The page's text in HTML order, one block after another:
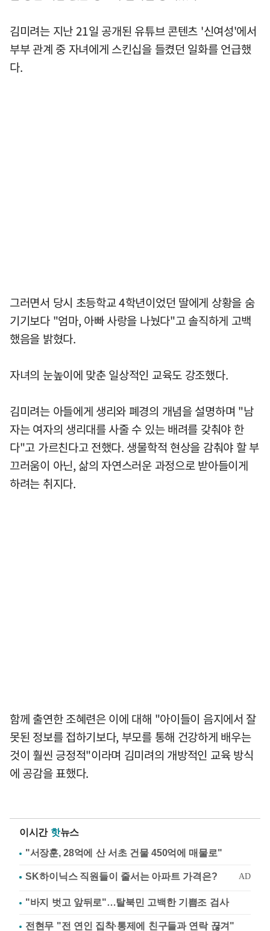
김미려는 지난 21일 공개된 유튜브 콘텐츠 '신여성'에서
부부 관계 중 자녀에게 스킨십을 들켰던 일화를 언급했
다.
그러면서 당시 초등학교 4학년이었던 딸에게 상황을 숨
기기보다 "엄마, 아빠 사랑을 나눴다"고 솔직하게 고백
했음을 밝혔다.
자녀의 눈높이에 맞춘 일상적인 교육도 강조했다.
김미려는 아들에게 생리와 폐경의 개념을 설명하며 "남
자는 여자의 생리대를 사줄 수 있는 배려를 갖춰야 한
다"고 가르친다고 전했다. 생물학적 현상을 감춰야 할 부
끄러움이 아닌, 삶의 자연스러운 과정으로 받아들이게
하려는 취지다.
함께 출연한 조혜련은 이에 대해 "아이들이 음지에서 잘
못된 정보를 접하기보다, 부모를 통해 건강하게 배우는
것이 훨씬 긍정적"이라며 김미려의 개방적인 교육 방식
에 공감을 표했다.
이시간 핫뉴스
"서장훈, 28억에 산 서초 건물 450억에 매물로"
"바지 벗고 앞뒤로"…탈북민 고백한 기쁨조 검사
전현무 "전 연인 집착·통제에 친구들과 연락 끊겨"